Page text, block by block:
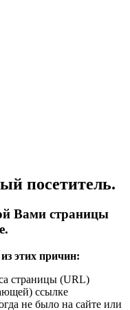
посетитель.
Вами страницы
этих причин:
страницы (URL)
ссылке
не было на сайте или